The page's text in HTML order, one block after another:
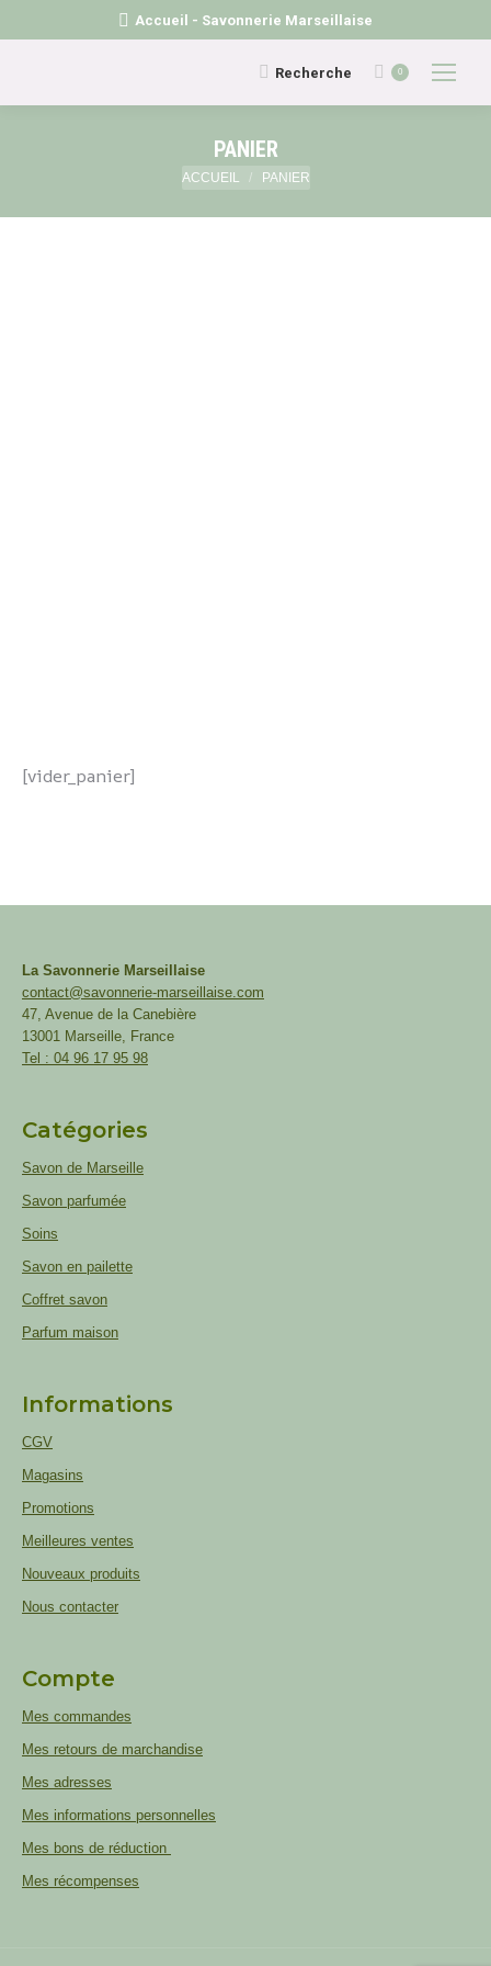
Accueil - Savonnerie Marseillaise
Recherche
:
Recherche 0
PANIER
Vous êtes ici :
ACCUEIL PANIER
[vider_panier]
La Savonnerie Marseillaise
contact@savonnerie-marseillaise.com
47, Avenue de la Canebière
13001 Marseille, France
Tel : 04 96 17 95 98
Catégories
Savon de Marseille
Savon parfumée
Soins
Savon en pailette
Coffret savon
Parfum maison
Informations
CGV
Magasins
Promotions
Meilleures ventes
Nouveaux produits
Nous contacter
Compte
Mes commandes
Mes retours de marchandise
Mes adresses
Mes informations personnelles
Mes bons de réduction
Mes récompenses